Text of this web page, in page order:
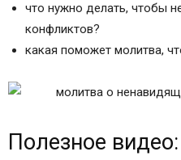
что нужно делать, чтобы
конфликтов?
какая поможет молитва,
Полезное